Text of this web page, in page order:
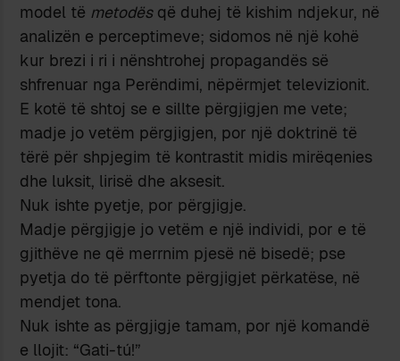
model të metodësqë duhej të kishim ndjekur, në
analizën e perceptimeve; sidomos në një kohë
kur brezi i ri i nënshtrohej propagandës së
shfrenuar nga Perëndimi, nëpërmjet televizionit.
E kotë të shtoj se e sillte përgjigjen me vete;
madje jo vetëm përgjigjen, por një doktrinë të
tërë për shpjegim të kontrastit midis mirëqenies
dhe luksit, lirisë dhe aksesit.
Nuk ishte pyetje, por përgjigje.
Madje përgjigje jo vetëm e një individi, por e të
gjithëve ne që merrnim pjesë në bisedë; pse
pyetja do të përftonte përgjigjet përkatëse, në
mendjet tona.
Nuk ishte as përgjigje tamam, por një komandë
e llojit: “Gati-tú!”